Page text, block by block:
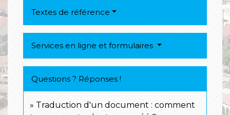
Textes de référence
Services en ligne et formulaires
Questions ? Réponses !
Traduction d'un document : comment